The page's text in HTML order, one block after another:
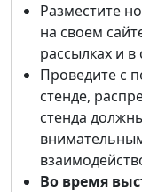
Разместите
на своем
рассылках и в
Проведите с
стенде,
стенда
Во время